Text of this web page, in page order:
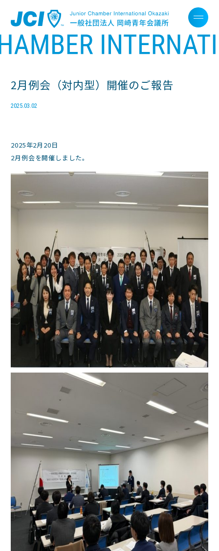
2月例会（対内型）開催のご報告
2025.03.02
2025年2月20日
2月例会を開催しました。